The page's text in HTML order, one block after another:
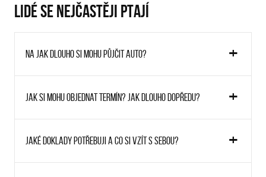
LIDÉ SE NEJČASTĚJI PTAJÍ
Na jak dlouho si mohu půjčit auto?
Jak si mohu objednat termín? Jak dlouho dopředu?
Jaké doklady potřebuji a co si vzít s sebou?